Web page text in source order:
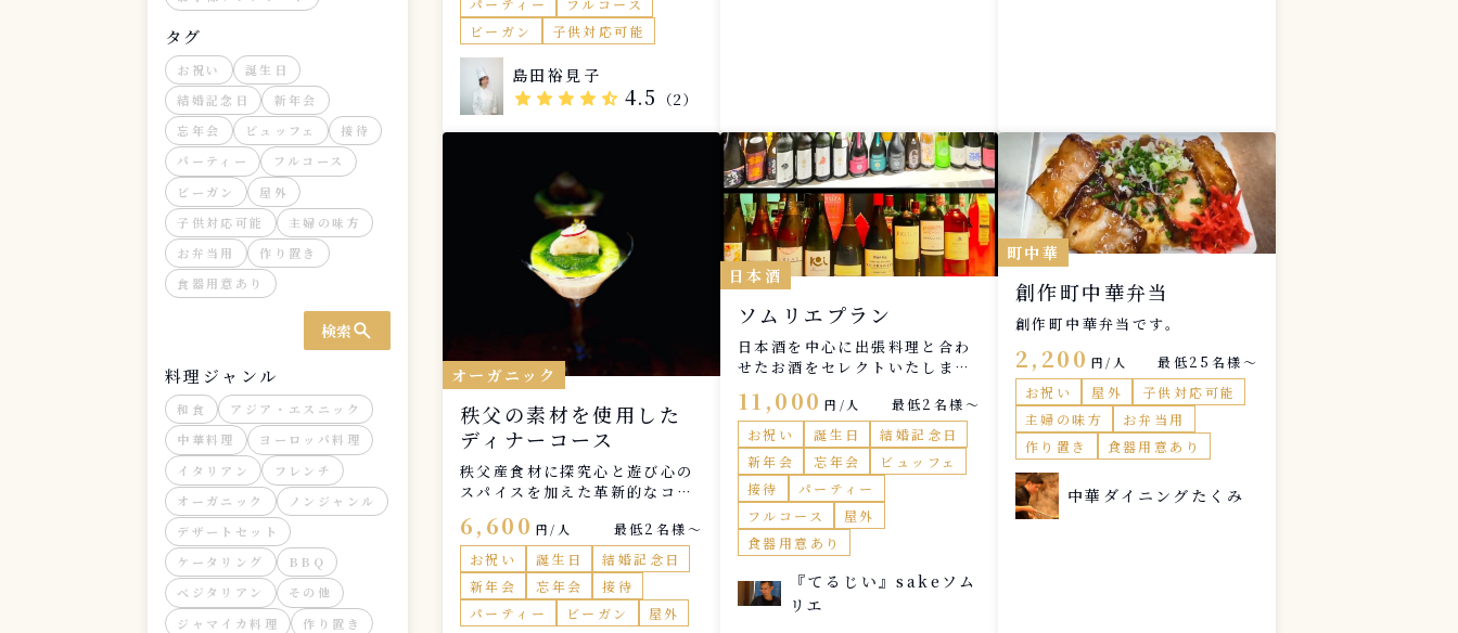
タグ
お祝い
誕生日
結婚記念日
新年会
忘年会
ビュッフェ
接待
パーティー
フルコース
ビーガン
屋外
子供対応可能
主婦の味方
お弁当用
作り置き
食器用意あり
検索search
料理ジャンル
和食
アジア・エスニック
中華料理
ヨーロッパ料理
イタリアン
フレンチ
オーガニック
ノンジャンル
デザートセット
ケータリング
BBQ
ベジタリアン
その他
ジャマイカ料理
作り置き
ビーガン
子供対応可能
島田裕見子
star star star star star_half 4.5 （2）
オーガニック
秩父の素材を使用した
ディナーコース
秩父産食材に探究心と遊び心の
スパイスを加えた革新的なコー
6,600 円/人
最低2名様〜
お祝い
誕生日
結婚記念日
新年会
忘年会
接待
パーティー
ビーガン 屋外
日本酒
ソムリエプラン
日本酒を中心に出張料理と合わ
せたお酒をセレクトいたしま
11,000 円/人
最低2名様〜
お祝い
誕生日
結婚記念日
新年会
忘年会
ビュッフェ
接待
パーティー
フルコース
屋外
食器用意あり
『てるじい』sakeソム
リエ
町中華
創作町中華弁当
創作町中華弁当です。
2,200 円/人
最低25名様〜
お祝い
屋外
子供対応可能
主婦の味方
お弁当用
作り置き
食器用意あり
中華ダイニングたくみ